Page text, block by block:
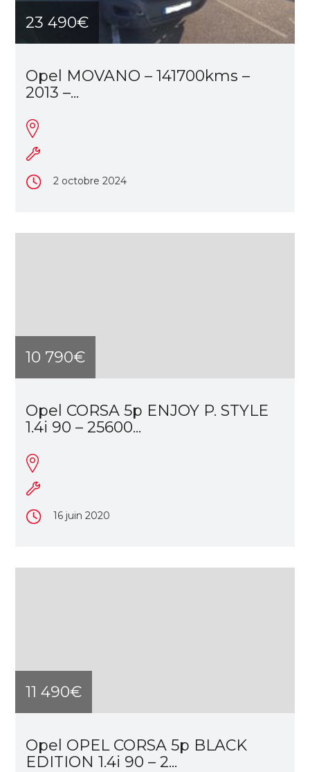
23 490€
Opel MOVANO – 141700kms –
2013 –...
2 octobre 2024
10 790€
Opel CORSA 5p ENJOY P. STYLE
1.4i 90 – 25600...
16 juin 2020
11 490€
Opel OPEL CORSA 5p BLACK
EDITION 1.4i 90 – 2...